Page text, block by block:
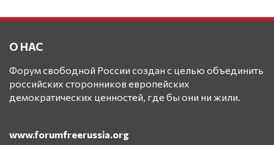
О НАС
Форум свободной России создан с целью объединить
российских сторонников европейских
демократических ценностей, где бы они ни жили.
www.forumfreerussia.org